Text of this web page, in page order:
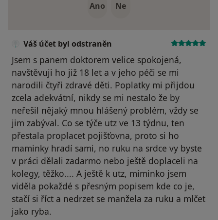
Ano Ne
Váš účet byl odstraněn
Jsem s panem doktorem velice spokojená,
navštěvuji ho již 18 let a v jeho péči se mi
narodili čtyři zdravé děti. Poplatky mi přijdou
zcela adekvátní, nikdy se mi nestalo že by
neřešil nějaký mnou hlášený problém, vždy se
jim zabýval. Co se týče utz ve 13 týdnu, ten
přestala proplacet pojišťovna, proto si ho
maminky hradí sami, no ruku na srdce vy byste
v práci dělali zadarmo nebo ještě doplaceli na
kolegy, těžko.... A ještě k utz, miminko jsem
viděla pokaždé s přesným popisem kde co je,
stačí si říct a nedrzet se manžela za ruku a mlčet
jako ryba.